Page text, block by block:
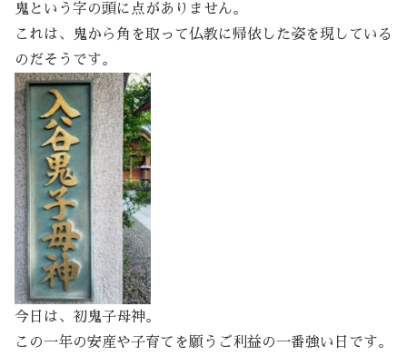
鬼という字の頭に点がありません。
これは、鬼から角を取って仏教に帰依した姿を現している
のだそうです。
今日は、初鬼子母神。
この一年の安産や子育てを願うご利益の一番強い日です。